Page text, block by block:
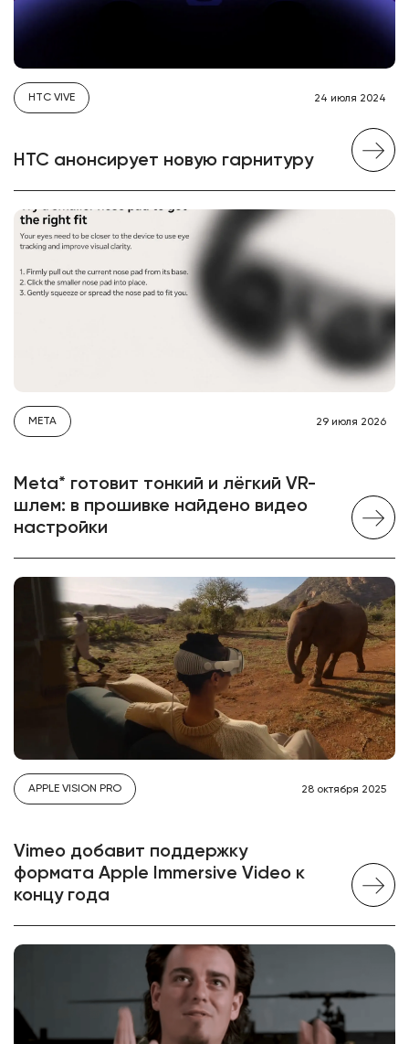
HTC VIVE 24 июля 2024
HTC анонсирует новую гарнитуру
META 29 июля 2026
Meta* готовит тонкий и лёгкий VR-
шлем: в прошивке найдено видео
настройки
APPLE VISION PRO 28 октября 2025
Vimeo добавит поддержку
формата Apple Immersive Video к
концу года